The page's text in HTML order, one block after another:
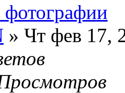
» Чт фев 17,